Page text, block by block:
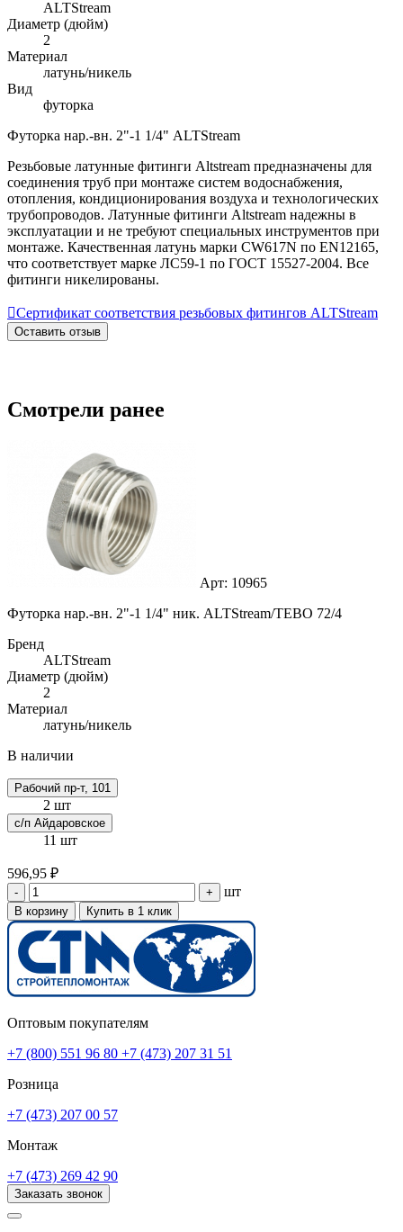
ALTStream
Диаметр (дюйм)
2
Материал
латунь/никель
Вид
футорка
Футорка нар.-вн. 2"-1 1/4" ALTStream
Резьбовые латунные фитинги Altstream предназначены для
соединения труб при монтаже систем водоснабжения,
отопления, кондиционирования воздуха и технологических
трубопроводов. Латунные фитинги Altstream надежны в
эксплуатации и не требуют специальных инструментов при
монтаже. Качественная латунь марки CW617N по EN12165,
что соответствует марке ЛС59-1 по ГОСТ 15527-2004. Все
фитинги никелированы.
Сертификат соответствия резьбовых фитингов ALTStream
Оставить отзыв
Смотрели ранее
Арт: 10965
Футорка нар.-вн. 2"-1 1/4" ник. ALTStream/TEBO 72/4
Бренд
ALTStream
Диаметр (дюйм)
2
Материал
латунь/никель
В наличии
Рабочий пр-т, 101
2 шт
с/п Айдаровское
11 шт
596,95 ₽
- + шт
В корзину Купить в 1 клик
Оптовым покупателям
+7 (800) 551 96 80 +7 (473) 207 31 51
Розница
+7 (473) 207 00 57
Монтаж
+7 (473) 269 42 90
Заказать звонок